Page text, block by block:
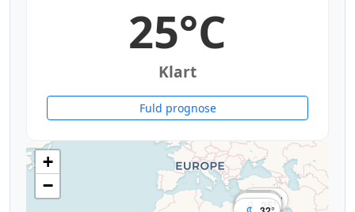
25°C
Klart
Fuld prognose
25°
25°
28°
25°
29°
25°
+
−